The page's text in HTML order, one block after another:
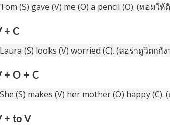
Tom (S) gave (V) me (O) a pencil (O). (ทอมใ
+ C
Laura (S) looks (V) worried (C). (ลอร่าดูวิตกกัง
+ O + C
She (S) makes (V) her mother (O) happy
+ to V